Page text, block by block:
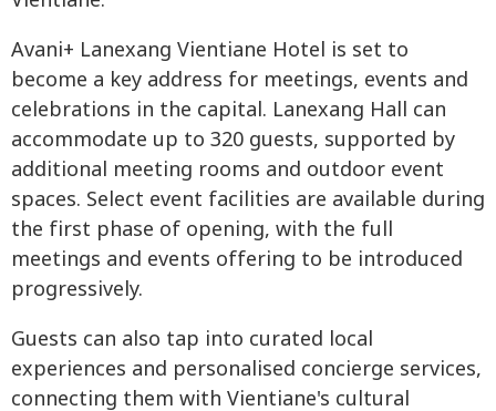
Avani+ Lanexang Vientiane Hotel is set to
become a key address for meetings, events and
celebrations in the capital. Lanexang Hall can
accommodate up to 320 guests, supported by
additional meeting rooms and outdoor event
spaces. Select event facilities are available during
the first phase of opening, with the full
meetings and events offering to be introduced
progressively.
Guests can also tap into curated local
experiences and personalised concierge services,
connecting them with Vientiane's cultural